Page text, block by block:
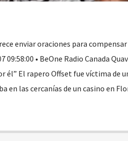
enviar oraciones para
09:58:00 • BeOne Radio Canada
él” El rapero Offset fue víctima de
en las cercanías de un casino en